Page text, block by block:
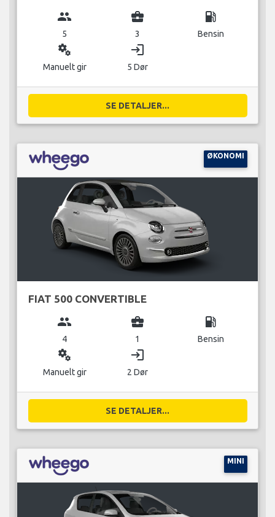
group
5
business_center
3
local_gas_station
Bensin
miscellaneous_services
Manuelt gir
login
5 Dør
SE DETALJER...
ØKONOMI
FIAT 500 CONVERTIBLE
group
4
business_center
1
local_gas_station
Bensin
miscellaneous_services
Manuelt gir
login
2 Dør
SE DETALJER...
MINI